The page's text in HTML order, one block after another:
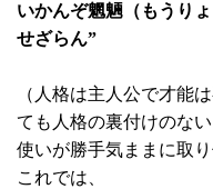
いかんぞ魍魎（もうり
せざらん”
（人格は主人公で才能
ても人格の裏付けのな
使いが勝手気ままに取
これでは、